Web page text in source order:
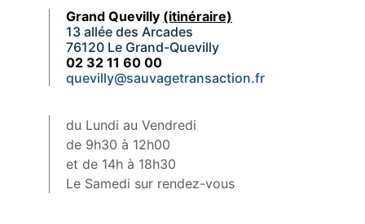
Grand Quevilly (itinéraire)
13 allée des Arcades
76120 Le Grand-Quevilly
02 32 11 60 00
quevilly@sauvagetransaction.fr
du Lundi au Vendredi
de 9h30 à 12h00
et de 14h à 18h30
Le Samedi sur rendez-vous